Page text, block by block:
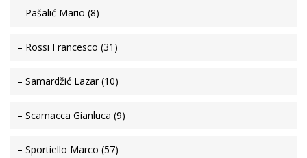
– Pašalić Mario (8)
– Rossi Francesco (31)
– Samardžić Lazar (10)
– Scamacca Gianluca (9)
– Sportiello Marco (57)